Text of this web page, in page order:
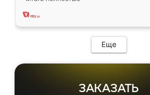
два года, нареканий нет.
Еще
ЗАКАЗАТЬ